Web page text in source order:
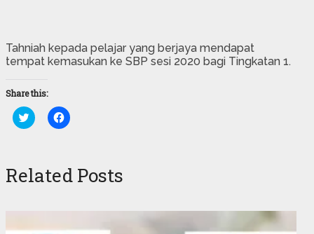
Tahniah kepada pelajar yang berjaya mendapat
tempat kemasukan ke SBP sesi 2020 bagi Tingkatan 1.
Share this:
Click
to
in
new
Click
to
in
new
Related Posts